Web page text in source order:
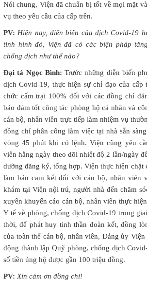
Nói chung, Viện đã chuẩn bị tốt về mọi mặt
vụ theo yêu cầu của cấp trên.
PV: Hiện nay, diễn biến của dịch Covid-19
tình hình đó, Viện đã có các biện pháp
chống dịch như thế nào?
Đại tá Ngọc Bình: Trước những diễn biến
dịch Covid-19, thực hiện sự chỉ đạo của cấp
chức cấm trại 100% đối với các đồng chí
bảo đảm tốt công tác phòng hộ cá nhân và
cán bộ, nhân viên trực tiếp làm nhiệm vụ
đồng chí phân công làm việc tại nhà sẵn
vòng 45 phút khi có lệnh. Viện cũng yêu
viên hằng ngày theo dõi nhiệt độ 2 lần/ngày
dưỡng đăng ký, tổng hợp. Viện thực hiện chặt
làm bản cam kết đối với cán bộ, nhân viên
khám tại Viện nội trú, người nhà đến chăm
xuyên khuyến cáo cán bộ, nhân viên thực
Y tế về phòng, chống dịch Covid-19 trong
thời, để phát huy tinh thần đoàn kết, đồng
của toàn thể cán bộ, nhân viên, Đảng ủy
động thành lập Quỹ phòng, chống dịch
số tiền ủng hộ được gần 100 triệu đồng.
PV: Xin cảm ơn đồng chí!